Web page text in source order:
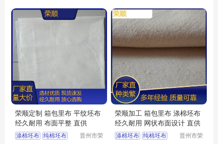
荣顺定制 箱包里布 平纹坯布
经久耐用 布面平整 直供
涤棉坯布 纯棉坯布
晋州市荣
荣顺加工 箱包里布 涤棉坯布
经久耐用 网状布面设计 直供
涤棉坯布 纯棉坯布
晋州市荣